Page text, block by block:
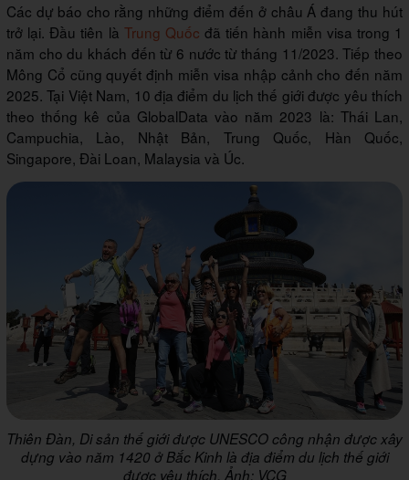
Các dự báo cho rằng những điểm đến ở châu Á đang thu hút
trở lại. Đầu tiên là Trung Quốc đã tiến hành miễn visa trong 1
năm cho du khách đến từ 6 nước từ tháng 11/2023. Tiếp theo
Mông Cổ cũng quyết định miễn visa nhập cảnh cho đến năm
2025. Tại Việt Nam, 10 địa điểm du lịch thế giới được yêu thích
theo thống kê của GlobalData vào năm 2023 là: Thái Lan,
Campuchia, Lào, Nhật Bản, Trung Quốc, Hàn Quốc,
Singapore, Đài Loan, Malaysia và Úc.
Thiên Đàn, Di sản thế giới được UNESCO công nhận được xây
dựng vào năm 1420 ở Bắc Kinh là địa điểm du lịch thế giới
được yêu thích. Ảnh: VCG